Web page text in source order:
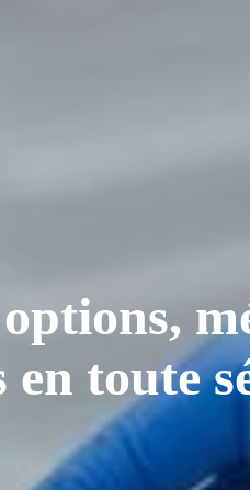
en toute